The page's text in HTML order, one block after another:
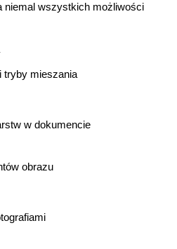
niemal wszystkich możliwości
tryby mieszania
w dokumencie
obrazu